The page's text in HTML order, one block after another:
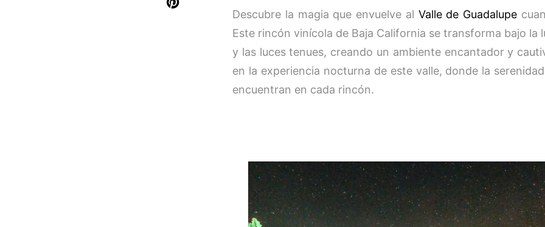
Descubre la magia que envuelve al Valle de Guadalupe
Este rincón vinícola de Baja California se transforma bajo la
y las luces tenues, creando un ambiente encantador y
en la experiencia nocturna de este valle, donde la
encuentran en cada rincón.